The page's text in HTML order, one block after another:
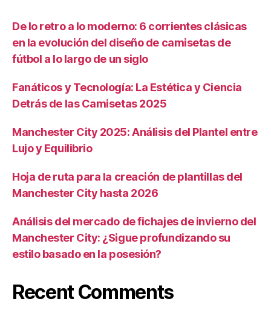
De lo retro a lo moderno: 6 corrientes clásicas
en la evolución del diseño de camisetas de
fútbol a lo largo de un siglo
Fanáticos y Tecnología: La Estética y Ciencia
Detrás de las Camisetas 2025
Manchester City 2025: Análisis del Plantel entre
Lujo y Equilibrio
Hoja de ruta para la creación de plantillas del
Manchester City hasta 2026
Análisis del mercado de fichajes de invierno del
Manchester City: ¿Sigue profundizando su
estilo basado en la posesión?
Recent Comments